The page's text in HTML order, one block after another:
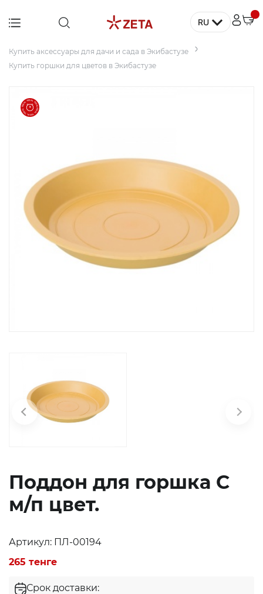
Мебель
Для
террасы и
сада
Аксессуары
и декор
Бытовая
RU
Купить аксессуары для дачи и сада в Экибастузе
Купить горшки для цветов в Экибастузе
Поддон для горшка С
м/п цвет.
Артикул: ПЛ-00194
265 тенге
Срок доставки: